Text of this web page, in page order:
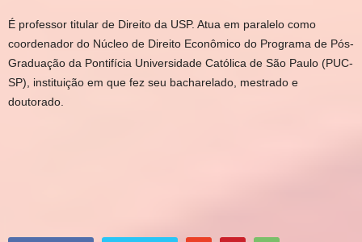
É professor titular de Direito da USP. Atua em paralelo como
coordenador do Núcleo de Direito Econômico do Programa de Pós-
Graduação da Pontifícia Universidade Católica de São Paulo (PUC-
SP), instituição em que fez seu bacharelado, mestrado e
doutorado.